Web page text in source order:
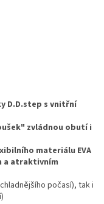
D.D.step s vnitřní
zvládnou obutí i
materiálu EVA
a atraktivním
počasí), tak i